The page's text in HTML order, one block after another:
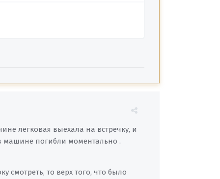
легковая выехала на встречку, и
машине погибли моментально .
смотреть, то верх того, что было